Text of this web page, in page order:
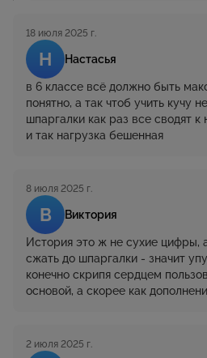
Н Настасья
18 июля 2025 г.
в 6 классе всё должно быть
понятно, а так чтоб учить кучу
шпаргалки как раз все сводят
и так нагрузка бешенная
В Виктория
8 июля 2025 г.
История это ж не сухие цифры,
сжать до шпаргалки - значит
конечно скрипя сердцем
основой, а скорее как
2 июля 2025 г.